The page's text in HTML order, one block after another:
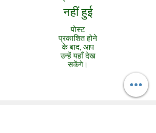
नहीं हुई
पोस्ट
प्रकाशित होने
के बाद, आप
उन्हें यहाँ देख
सकेंगे।